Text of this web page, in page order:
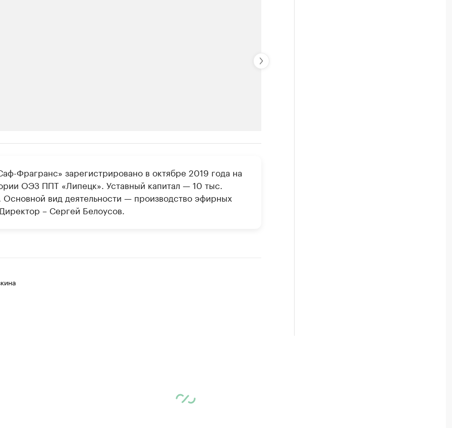
новостями бизнеса на РБК
компании и развивайте личные бренды спикеров бизнеса
Фрагранс» зарегистрировано в октябре 2019 года на
ОЭЗ ППТ «Липецк». Уставный капитал — 10 тыс.
Основной вид деятельности — производство эфирных
– Сергей Белоусов.